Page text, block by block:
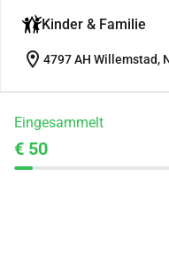
Kinder & Familie
location_on 4797 AH Willemstad,
Eingesammelt
€ 50